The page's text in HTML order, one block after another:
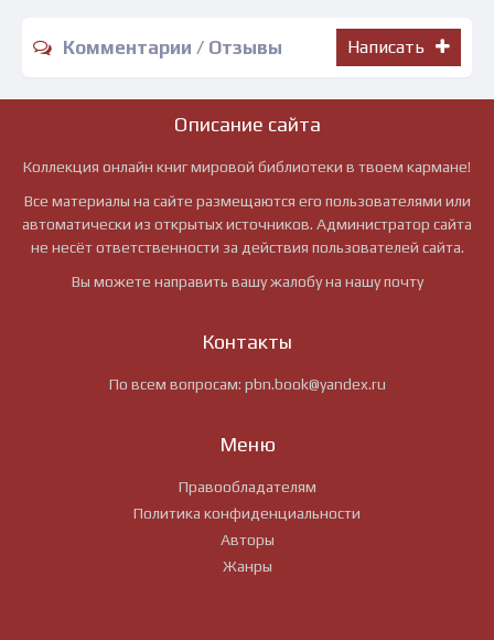
Комментарии / Отзывы Написать
Описание сайта
Коллекция онлайн книг мировой библиотеки в твоем кармане!
Все материалы на сайте размещаются его пользователями или
автоматически из открытых источников. Администратор сайта
не несёт ответственности за действия пользователей сайта.
Вы можете направить вашу жалобу на нашу почту
Контакты
По всем вопросам: pbn.book@yandex.ru
Меню
Правообладателям
Политика конфиденциальности
Авторы
Жанры